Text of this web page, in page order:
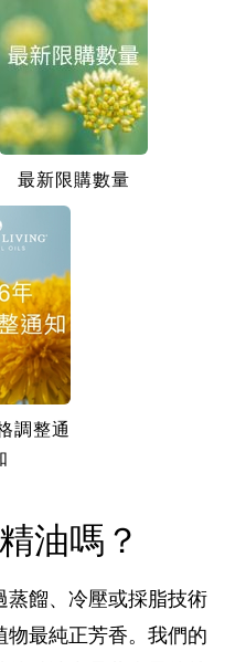
最新限購數量
調整通
油嗎？
蒸餾、冷壓或採脂技術
物最純正芳香。我們的